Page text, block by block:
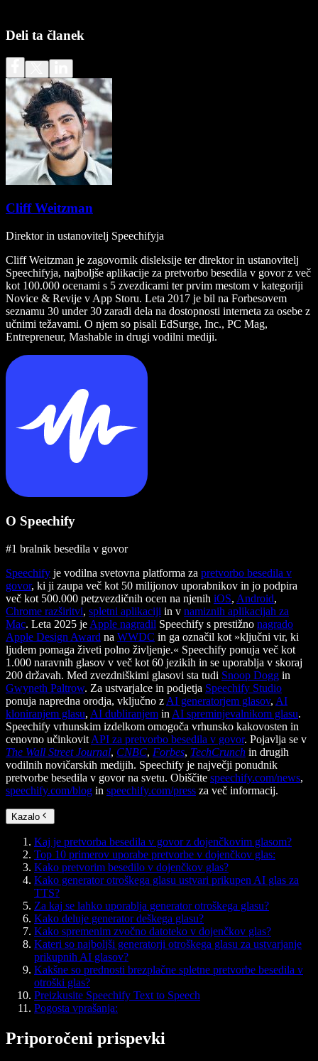
Deli ta članek
Cliff Weitzman
Direktor in ustanovitelj Speechifyja
Cliff Weitzman je zagovornik disleksije ter direktor in ustanovitelj
Speechifyja, najboljše aplikacije za pretvorbo besedila v govor z več
kot 100.000 ocenami s 5 zvezdicami ter prvim mestom v kategoriji
Novice & Revije v App Storu. Leta 2017 je bil na Forbesovem
seznamu 30 under 30 zaradi dela na dostopnosti interneta za osebe z
učnimi težavami. O njem so pisali EdSurge, Inc., PC Mag,
Entrepreneur, Mashable in drugi vodilni mediji.
O Speechify
#1 bralnik besedila v govor
Speechify je vodilna svetovna platforma za pretvorbo besedila v
govor, ki ji zaupa več kot 50 milijonov uporabnikov in jo podpira
več kot 500.000 petzvezdičnih ocen na njenih iOS, Android,
Chrome razširitvi, spletni aplikaciji in v namiznih aplikacijah za
Mac. Leta 2025 je Apple nagradil Speechify s prestižno nagrado
Apple Design Award na WWDC in ga označil kot »ključni vir, ki
ljudem pomaga živeti polno življenje.« Speechify ponuja več kot
1.000 naravnih glasov v več kot 60 jezikih in se uporablja v skoraj
200 državah. Med zvezdniškimi glasovi sta tudi Snoop Dogg in
Gwyneth Paltrow. Za ustvarjalce in podjetja Speechify Studio
ponuja napredna orodja, vključno z AI generatorjem glasov, AI
kloniranjem glasu, AI dubliranjem in AI spreminjevalnikom glasu.
Speechify vrhunskim izdelkom omogoča vrhunsko kakovosten in
cenovno učinkovit API za pretvorbo besedila v govor. Pojavlja se v
The Wall Street Journal, CNBC, Forbes, TechCrunch in drugih
vodilnih novičarskih medijih. Speechify je največji ponudnik
pretvorbe besedila v govor na svetu. Obiščite speechify.com/news,
speechify.com/blog in speechify.com/press za več informacij.
Kazalo
Kaj je pretvorba besedila v govor z dojenčkovim glasom?
Top 10 primerov uporabe pretvorbe v dojenčkov glas:
Kako pretvorim besedilo v dojenčkov glas?
Kako generator otroškega glasu ustvari prikupen AI glas za
TTS?
Za kaj se lahko uporablja generator otroškega glasu?
Kako deluje generator deškega glasu?
Kako spremenim zvočno datoteko v dojenčkov glas?
Kateri so najboljši generatorji otroškega glasu za ustvarjanje
prikupnih AI glasov?
Kakšne so prednosti brezplačne spletne pretvorbe besedila v
otroški glas?
Preizkusite Speechify Text to Speech
Pogosta vprašanja:
Priporočeni prispevki